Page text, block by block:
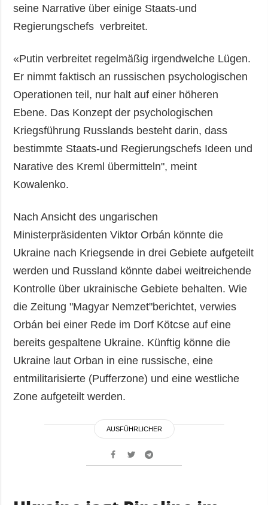
seine Narrative über einige Staats-und
Regierungschefs verbreitet.
«Putin verbreitet regelmäßig irgendwelche Lügen.
Er nimmt faktisch an russischen psychologischen
Operationen teil, nur halt auf einer höheren
Ebene. Das Konzept der psychologischen
Kriegsführung Russlands besteht darin, dass
bestimmte Staats-und Regierungschefs Ideen und
Narative des Kreml übermitteln", meint
Kowalenko.
Nach Ansicht des ungarischen
Ministerpräsidenten Viktor Orbán könnte die
Ukraine nach Kriegsende in drei Gebiete aufgeteilt
werden und Russland könnte dabei weitreichende
Kontrolle über ukrainische Gebiete behalten. Wie
die Zeitung "Magyar Nemzet"berichtet, verwies
Orbán bei einer Rede im Dorf Kötcse auf eine
bereits gespaltene Ukraine. Künftig könne die
Ukraine laut Orban in eine russische, eine
entmilitarisierte (Pufferzone) und eine westliche
Zone aufgeteilt werden.
AUSFÜHRLICHER